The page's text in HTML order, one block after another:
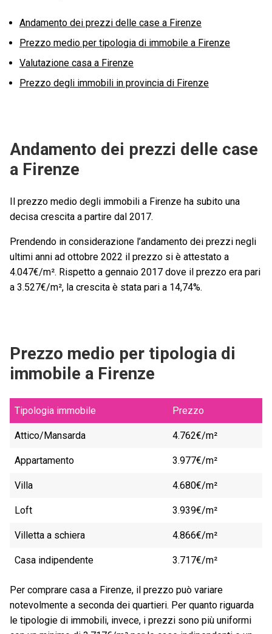
Andamento dei prezzi delle case a Firenze
Prezzo medio per tipologia di immobile a Firenze
Valutazione casa a Firenze
Prezzo degli immobili in provincia di Firenze
Andamento dei prezzi delle case
a Firenze
Il prezzo medio degli immobili a Firenze ha subito una
decisa crescita a partire dal 2017.
Prendendo in considerazione l’andamento dei prezzi negli
ultimi anni ad ottobre 2022 il prezzo si è attestato a
4.047€/m². Rispetto a gennaio 2017 dove il prezzo era pari
a 3.527€/m², la crescita è stata pari a 14,74%.
Prezzo medio per tipologia di
immobile a Firenze
Tipologia immobile Prezzo
Attico/Mansarda 4.762€/m²
Appartamento 3.977€/m²
Villa 4.680€/m²
Loft 3.939€/m²
Villetta a schiera 4.866€/m²
Casa indipendente 3.717€/m²
Per comprare casa a Firenze, il prezzo può variare
notevolmente a seconda dei quartieri. Per quanto riguarda
le tipologie di immobili, invece, i prezzi sono più uniformi